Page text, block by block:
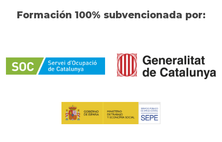
Formación 100% subvencionada por: